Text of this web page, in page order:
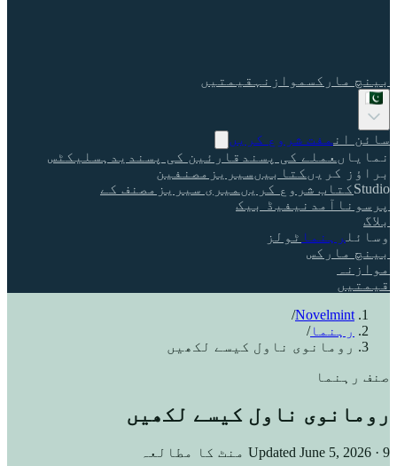
بینچ مارکس موازنہ قیمتیں
سائن ان مفت شروع کریں
نمایاں عملے کی پسند قارئین کی پسندیدہ سلیکٹس
براؤز کریں کتابیںسیریز مصنفین
Studioکتاب شروع کریں میری سیریز مصنف کے
پرسونا آمدنی فیڈ بیک
بلاگ
وسائل رہنما ٹولز
بینچ مارکس
موازنہ
قیمتیں
Novelmint
/
رہنما/
رومانوی ناول کیسے لکھیں
صنف رہنما
رومانوی ناول کیسے لکھیں
Updated June 5, 2026 · 9 منٹ کا مطالعہ